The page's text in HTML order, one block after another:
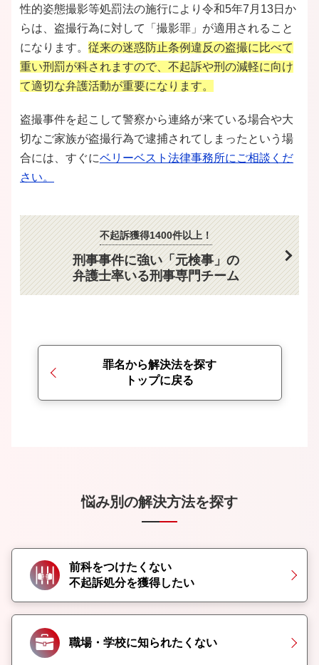
性的姿態撮影等処罰法の施行により令和5年7月13日か
らは、盗撮行為に対して「撮影罪」が適用されること
になります。 従来の迷惑防止条例違反の盗撮に比べて
重い刑罰が科されますので、不起訴や刑の減軽に向け
て適切な弁護活動が重要になります。
盗撮事件を起こして警察から連絡が来ている場合や大
切なご家族が盗撮行為で逮捕されてしまったという場
合には、すぐにベリーベスト法律事務所にご相談くだ
さい。
不起訴獲得1400件以上！
刑事事件に強い「元検事」の
弁護士率いる刑事専門チーム
罪名から解決法を探す
トップに戻る
悩み別の解決方法を探す
前科をつけたくない
不起訴処分を獲得したい
職場・学校に知られたくない